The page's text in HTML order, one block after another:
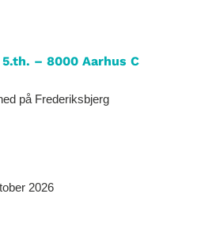
– 8000 Aarhus C
på Frederiksbjerg
2026